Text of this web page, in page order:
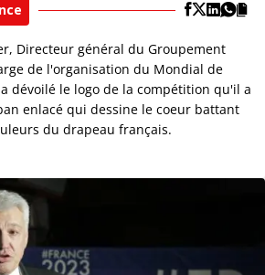
Directeur général du Groupement
de l'organisation du Mondial de
dévoilé le logo de la compétition qu'il a
enlacé qui dessine le coeur battant
du drapeau français.